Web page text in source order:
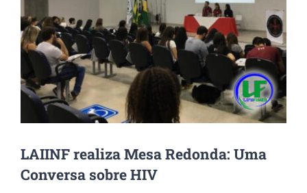
LAIINF realiza Mesa Redonda: Uma
Conversa sobre HIV